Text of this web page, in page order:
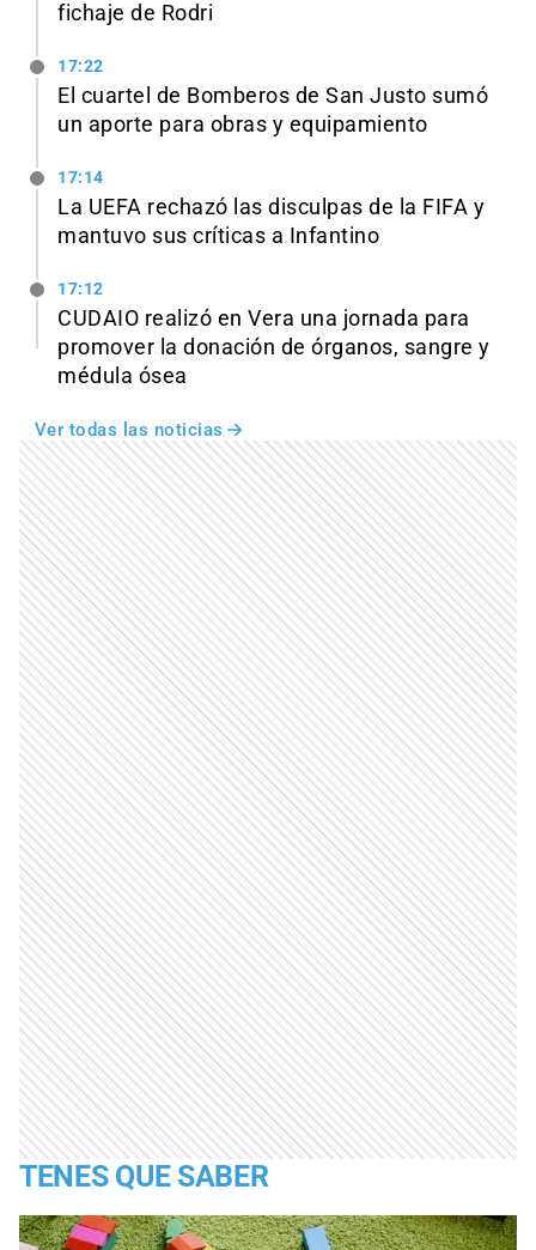
fichaje de Rodri
17:22
El cuartel de Bomberos de San Justo sumó
un aporte para obras y equipamiento
17:14
La UEFA rechazó las disculpas de la FIFA y
mantuvo sus críticas a Infantino
17:12
CUDAIO realizó en Vera una jornada para
promover la donación de órganos, sangre y
médula ósea
Ver todas las noticias
TENES QUE SABER